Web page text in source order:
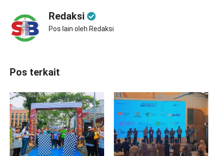
Redaksi
Pos lain oleh Redaksi
Pos terkait